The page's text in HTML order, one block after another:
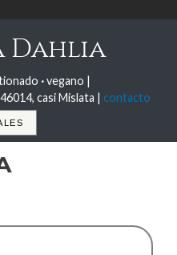
Dahlia
·vegano |
casi Mislata | contacto